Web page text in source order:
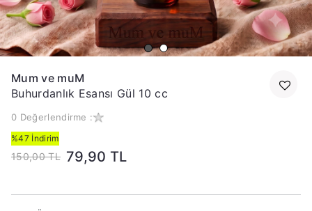
Mum ve muM
Buhurdanlık Esansı Gül 10 cc
0 Değerlendirme :
%47 İndirim
150,00 TL 79,90 TL